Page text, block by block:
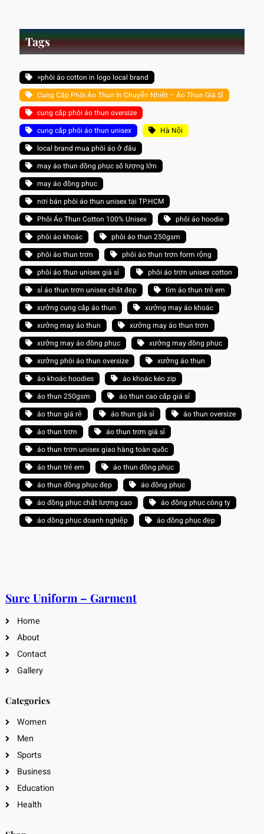
Tags
>phôi áo cotton in logo local brand
Cung Cấp Phôi Áo Thun In Chuyển Nhiệt – Áo Thun Giá Sỉ
cung cấp phôi áo thun oversize
cung cấp phôi áo thun unisex
Hà Nội
local brand mua phôi áo ở đâu
may áo thun đồng phục số lượng lớn
may áo đồng phục
nơi bán phôi áo thun unisex tại TP.HCM
Phôi Áo Thun Cotton 100% Unisex
phôi áo hoodie
phôi áo khoác
phôi áo thun 250gsm
phôi áo thun trơn
phôi áo thun trơn form rộng
phôi áo thun unisex giá sỉ
phôi áo trơn unisex cotton
sỉ áo thun trơn unisex chất đẹp
tìm áo thun trẻ em
xưởng cung cấp áo thun
xưởng may áo khoác
xưởng may áo thun
xưởng may áo thun trơn
xưởng may áo đồng phục
xưởng may đồng phục
xưởng phôi áo thun oversize
xưởng áo thun
áo khoác hoodies
áo khoác kéo zip
áo thun 250gsm
áo thun cao cấp giá sỉ
áo thun giá rẻ
áo thun giá sỉ
áo thun oversize
áo thun trơn
áo thun trơn giá sỉ
áo thun trơn unisex giao hàng toàn quốc
áo thun trẻ em
áo thun đồng phục
áo thun đồng phục đẹp
áo đồng phục
áo đồng phục chất lượng cao
áo đồng phục công ty
áo đồng phục doanh nghiệp
áo đồng phục đẹp
Sure Uniform – Garment
Home
About
Contact
Gallery
Categories
Women
Men
Sports
Business
Education
Health